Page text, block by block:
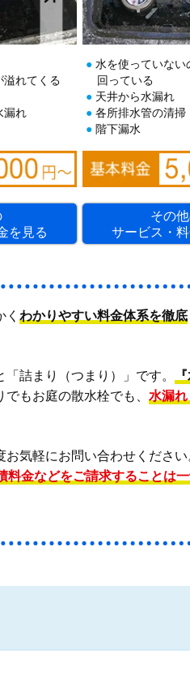
れてくる
漏れ
を見る
水を使っていな
回っている
天井から水漏れ
各所排水管の清掃
階下漏水
その
サービス・
くわかりやすい料金体系を徹底
詰まり（つまり）」です。
でもお庭の散水栓でも、水漏
気軽にお問い合わせくださ
料金などをご請求することは